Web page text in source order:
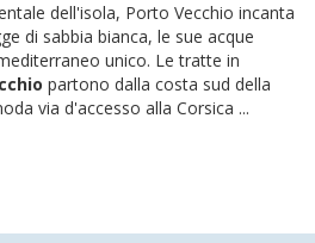
dell'isola, Porto Vecchio incanta
di sabbia bianca, le sue acque
unico. Le tratte in
partono dalla costa sud della
via d'accesso alla Corsica ...